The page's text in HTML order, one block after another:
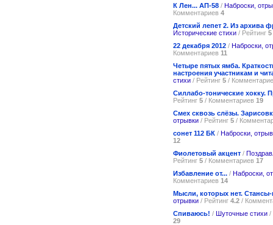
К Лен... АП-58 / Наброски,
Комментариев 4
Детский лепет 2. Из архива
Исторические стихи / Рейтинг 5
22 декабря 2012 / Наброски,
Комментариев 11
Четыре пятых ямба.
настроения участникам и
стихи / Рейтинг 5 /
Силлабо-тонические хокку.
Рейтинг 5 / Комментариев 19
Смех сквозь слёзы.
отрывки / Рейтинг 5 /
сонет 112 БК / Наброски,
12
Фиолетовый акцент /
Рейтинг 5 / Комментариев 17
Избавление от... / Наброски,
Комментариев 14
Мысли, которых нет. Стансы-
отрывки / Рейтинг 4.2 /
Спиваюсь! / Шуточные стихи /
29